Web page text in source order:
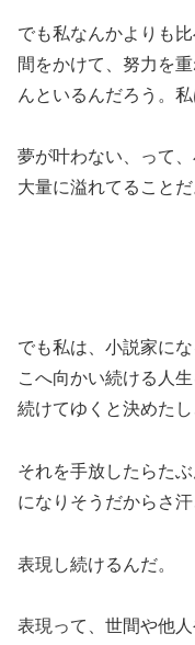
でも私なんかよりも
間をかけて、努力を
んといるんだろう。
夢が叶わない、って
大量に溢れてることだ
でも私は、小説家に
こへ向かい続ける人
続けてゆくと決めたし
それを手放したらた
になりそうだからさ汗
表現し続けるんだ。
表現って、世間や他